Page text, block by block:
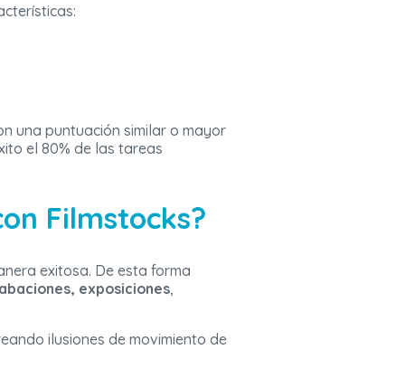
una puntuación similar o mayor
el 80% de las tareas
Filmstocks?
exitosa. De esta forma
exposiciones,
ilusiones de movimiento de